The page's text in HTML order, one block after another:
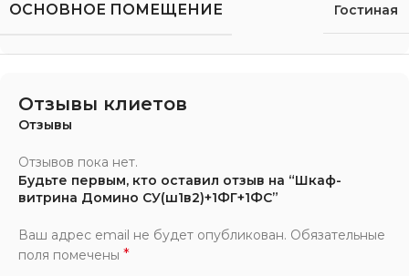
ОСНОВНОЕ ПОМЕЩЕНИЕ Гостиная
Отзывы клиетов
Отзывы
Отзывов пока нет.
Будьте первым, кто оставил отзыв на “Шкаф-
витрина Домино СУ(ш1в2)+1ФГ+1ФС”
Ваш адрес email не будет опубликован. Обязательные
поля помечены *